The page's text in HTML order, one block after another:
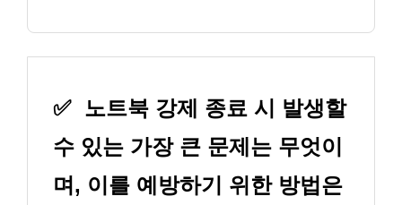
✅ 노트북 강제 종료 시 발생할
수 있는 가장 큰 문제는 무엇이
며, 이를 예방하기 위한 방법은